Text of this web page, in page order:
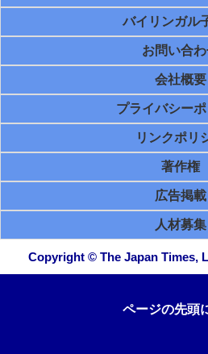
バイリンガル
お問い合
会社概要
プライバシー
リンクポリ
著作権
広告掲載
人材募集
Copyright © The Japan Times,
ページの先頭